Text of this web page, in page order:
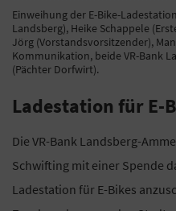
Einweihung der E-Bike-
Landsberg), Heike Schappele
Jörg (Vorstandsvorsitzender),
Kommunikation, beide VR-Bank
(Pächter Dorfwirt).
Ladestation für E-
Die VR-Bank Landsberg-
Schwifting mit einer Spende
Ladestation für E-Bikes